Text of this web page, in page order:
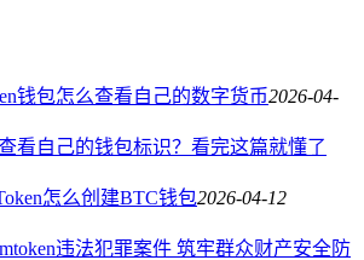
钱包怎么查看自己的数字货币2026-04-
看自己的钱包标识？看完这篇就懂了
怎么创建BTC钱包2026-04-12
违法犯罪案件 筑牢群众财产安全防